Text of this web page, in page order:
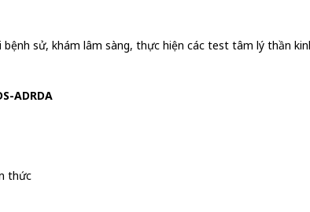
sử, khám lâm sàng, thực hiện các test tâm lý thần
ADRDA
thức